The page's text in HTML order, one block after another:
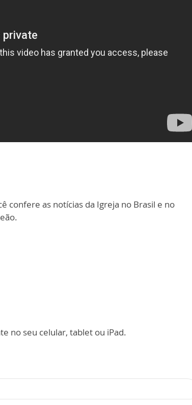
confere as notícias da Igreja no Brasil e no
no seu celular, tablet ou iPad.